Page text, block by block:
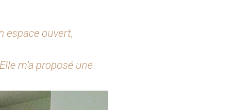
espace ouvert,
m’a proposé une